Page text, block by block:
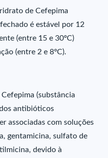
de Cefepima
é estável por 12
(entre 15 e 30ºC)
(entre 2 e 8ºC).
(substância
antibióticos
associadas com soluções
gentamicina, sulfato de
devido à